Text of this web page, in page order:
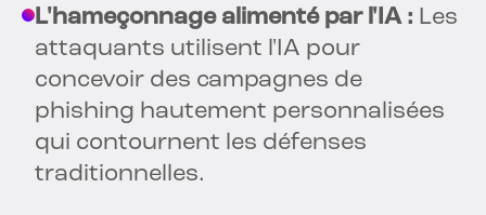
L'hameçonnage alimenté par l'IA : Les
attaquants utilisent l'IA pour
concevoir des campagnes de
phishing hautement personnalisées
qui contournent les défenses
traditionnelles.